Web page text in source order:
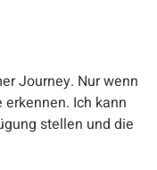
Journey. Nur wenn
Ich kann
stellen und die